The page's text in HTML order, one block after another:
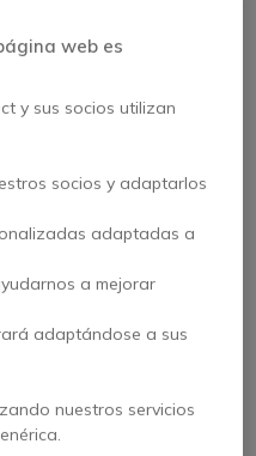
web es
y sus socios utilizan
socios y adaptarlos
adaptadas a
a mejorar
adaptándose a sus
nuestros servicios